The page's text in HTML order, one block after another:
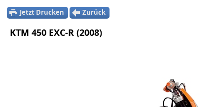
Jetzt Drucken Zurück
KTM 450 EXC-R (2008)